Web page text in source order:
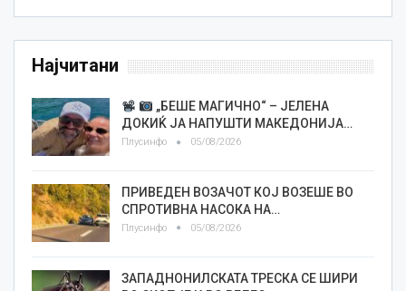
Најчитани
„БЕШЕ МАГИЧНО“ – ЈЕЛЕНА
ДОКИЌ ЈА НАПУШТИ МАКЕДОНИЈА…
Плусинфо 05/08/2026
ПРИВЕДЕН ВОЗАЧОТ КОЈ ВОЗЕШЕ ВО
СПРОТИВНА НАСОКА НА…
Плусинфо 05/08/2026
ЗАПАДНОНИЛСКАТА ТРЕСКА СЕ ШИРИ